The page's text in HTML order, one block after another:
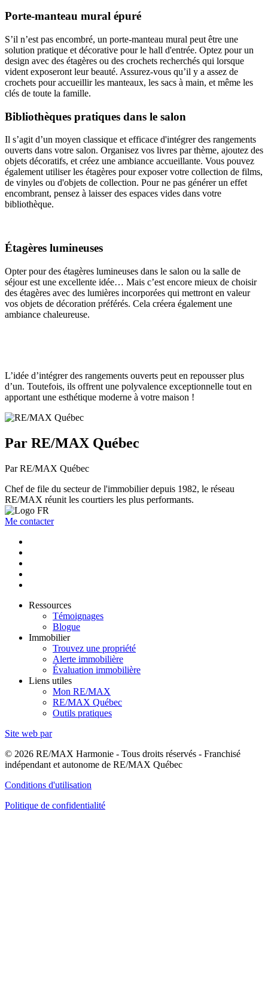
Porte-manteau mural épuré
S’il n’est pas encombré, un porte-manteau mural peut être une
solution pratique et décorative pour le hall d'entrée. Optez pour un
design avec des étagères ou des crochets recherchés qui lorsque
vident exposeront leur beauté. Assurez-vous qu’il y a assez de
crochets pour accueillir les manteaux, les sacs à main, et même les
clés de toute la famille.
Bibliothèques pratiques dans le salon
Il s’agit d’un moyen classique et efficace d'intégrer des rangements
ouverts dans votre salon. Organisez vos livres par thème, ajoutez des
objets décoratifs, et créez une ambiance accueillante. Vous pouvez
également utiliser les étagères pour exposer votre collection de films,
de vinyles ou d'objets de collection. Pour ne pas générer un effet
encombrant, pensez à laisser des espaces vides dans votre
bibliothèque.
Étagères lumineuses
Opter pour des étagères lumineuses dans le salon ou la salle de
séjour est une excellente idée… Mais c’est encore mieux de choisir
des étagères avec des lumières incorporées qui mettront en valeur
vos objets de décoration préférés. Cela créera également une
ambiance chaleureuse.
L’idée d’intégrer des rangements ouverts peut en repousser plus
d’un. Toutefois, ils offrent une polyvalence exceptionnelle tout en
apportant une esthétique moderne à votre maison !
Par RE/MAX Québec
Par RE/MAX Québec
Chef de file du secteur de l'immobilier depuis 1982, le réseau
RE/MAX réunit les courtiers les plus performants.
Me contacter
Ressources
Témoignages
Blogue
Immobilier
Trouvez une propriété
Alerte immobilière
Évaluation immobilière
Liens utiles
Mon RE/MAX
RE/MAX Québec
Outils pratiques
Site web par
© 2026 RE/MAX Harmonie - Tous droits réservés - Franchisé
indépendant et autonome de RE/MAX Québec
Conditions d'utilisation
Politique de confidentialité